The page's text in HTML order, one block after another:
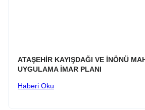
ATAŞEHİR KAYIŞDAĞI VE İNÖNÜ
UYGULAMA İMAR PLANI
Haberi Oku